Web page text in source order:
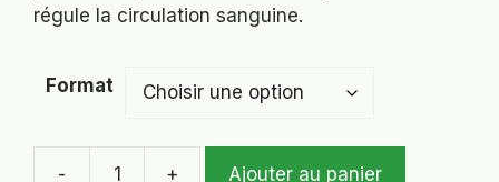
régule la circulation sanguine.
Format
- + Ajouter au panier